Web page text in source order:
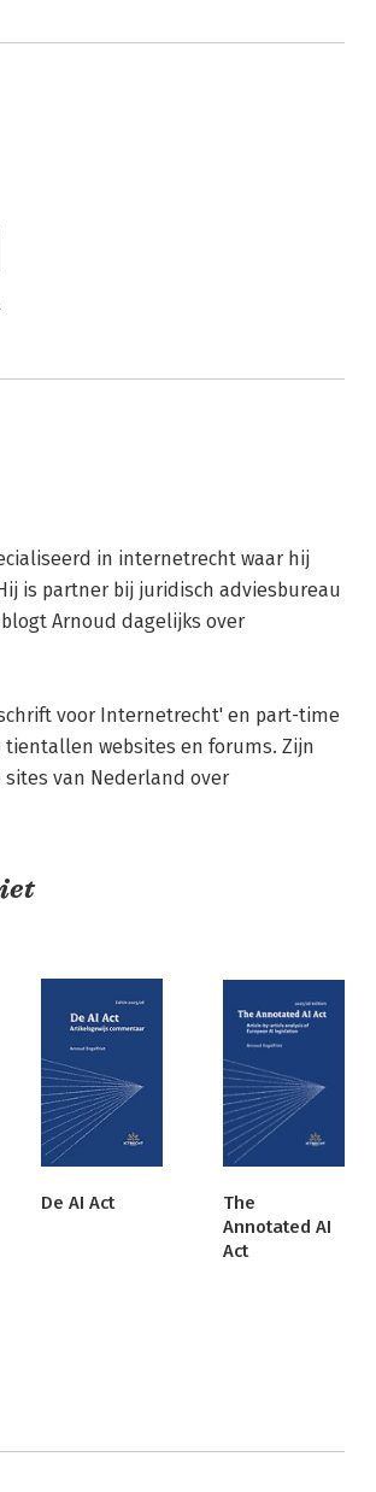
in internetrecht waar hij
is partner bij juridisch adviesbureau
Arnoud dagelijks over
voor Internetrecht' en part-time
websites en forums. Zijn
van Nederland over
De AI Act
The
Annotated AI
Act